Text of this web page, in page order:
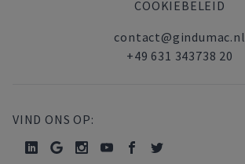
COOKIEBELEID
contact@gindumac.nl
+49 631 343738 20
VIND ONS OP: